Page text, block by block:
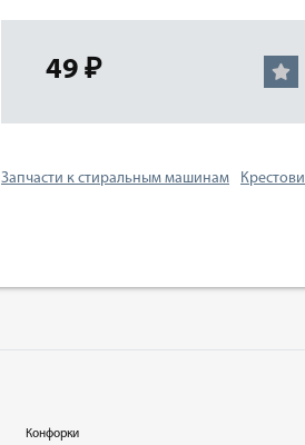
49 ₽
Запчасти к стиральным машинам
Конфорки